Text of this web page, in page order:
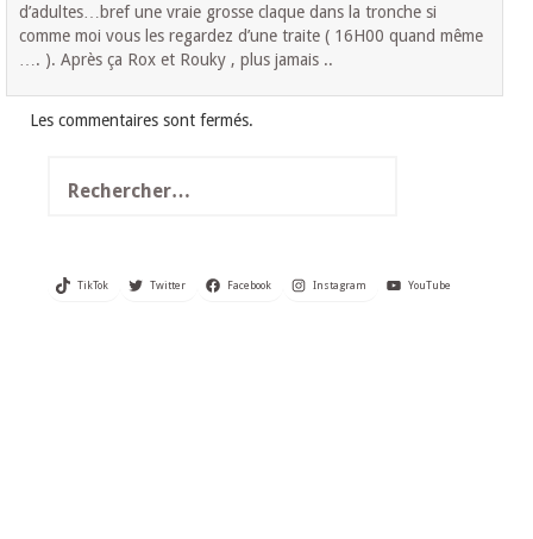
d’adultes…bref une vraie grosse claque dans la tronche si
comme moi vous les regardez d’une traite ( 16H00 quand même
…. ). Après ça Rox et Rouky , plus jamais ..
Les commentaires sont fermés.
TikTok Twitter Facebook Instagram YouTube